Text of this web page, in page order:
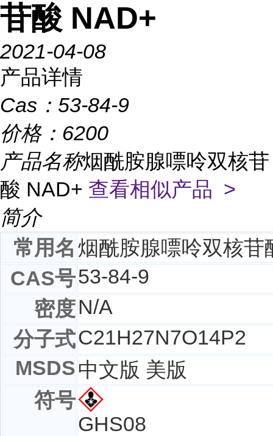
苷酸 NAD+
2021-04-08
产品详情
Cas： 53-84-9
价格： 6200
产品名称烟酰胺腺嘌呤双核苷
酸 NAD+ 查看相似产品 >
简介
常用名 烟酰胺腺嘌呤双核苷
CAS号53-84-9
密度N/A
分子式C21H27N7O14P2
MSDS中文版 美版
符号
GHS08